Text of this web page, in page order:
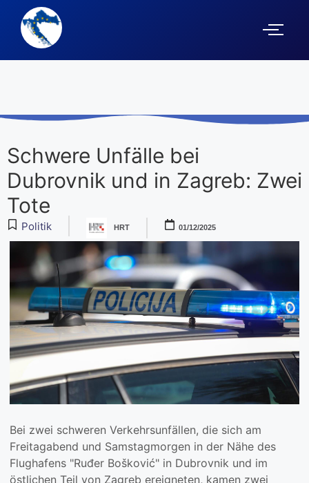
Schwere Unfälle bei
Dubrovnik und in Zagreb: Zwei
Tote
Politik HRT 01/12/2025
Bei zwei schweren Verkehrsunfällen, die sich am
Freitagabend und Samstagmorgen in der Nähe des
Flughafens "Ruđer Bošković" in Dubrovnik und im
östlichen Teil von Zagreb ereigneten, kamen zwei